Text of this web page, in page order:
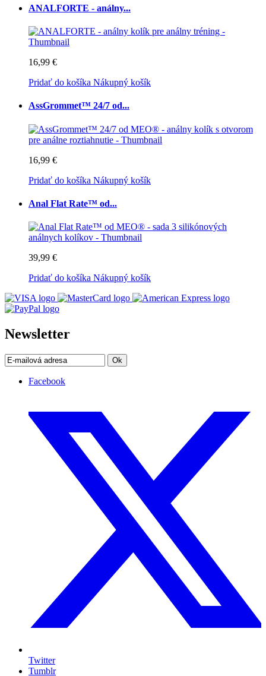
ANALFORTE - análny...
16,99 €
Pridať do košíka Nákupný košík
AssGrommet™ 24/7 od...
16,99 €
Pridať do košíka Nákupný košík
Anal Flat Rate™ od...
39,99 €
Pridať do košíka Nákupný košík
Newsletter
Ok
Facebook
Twitter
Tumblr